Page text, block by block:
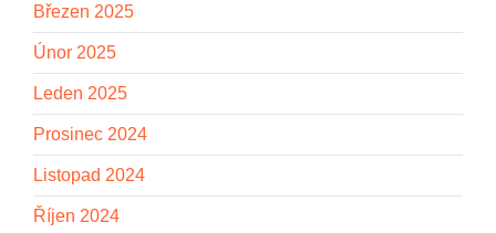
Březen 2025
Únor 2025
Leden 2025
Prosinec 2024
Listopad 2024
Říjen 2024